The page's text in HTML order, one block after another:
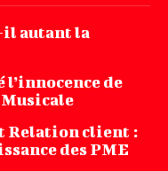
autant la
de
Relation client :
des PME